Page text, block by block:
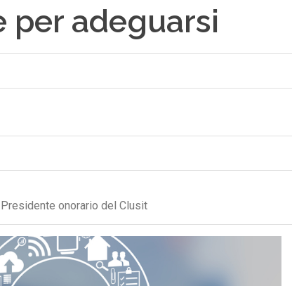
per adeguarsi
onorario del Clusit